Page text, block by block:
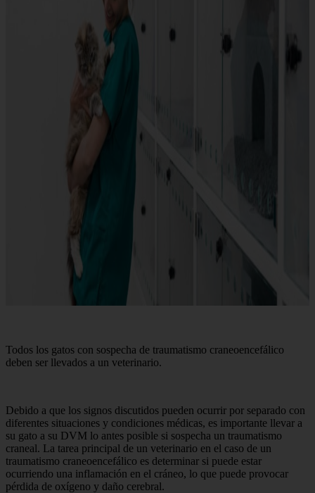
Todos los gatos con sospecha de traumatismo craneoencefálico
deben ser llevados a un veterinario.
Debido a que los signos discutidos pueden ocurrir por separado con
diferentes situaciones y condiciones médicas, es importante llevar a
su gato a su DVM lo antes posible si sospecha un traumatismo
craneal. La tarea principal de un veterinario en el caso de un
traumatismo craneoencefálico es determinar si puede estar
ocurriendo una inflamación en el cráneo, lo que puede provocar
pérdida de oxígeno y daño cerebral.